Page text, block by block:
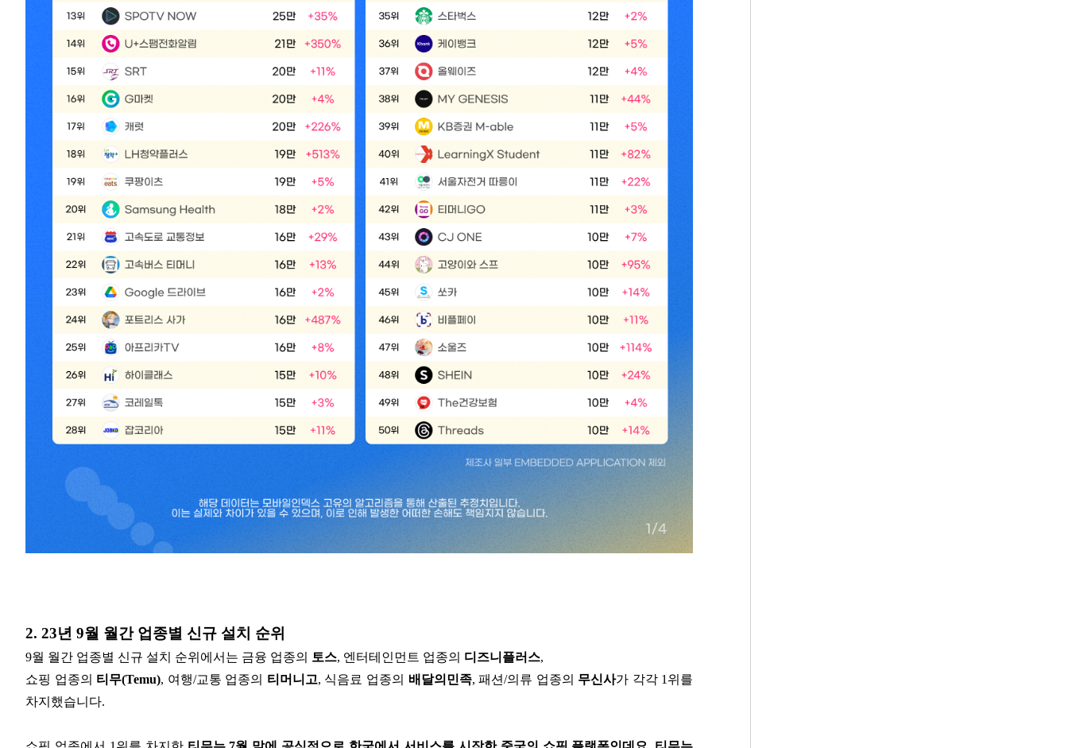
2. 23년 9월 월간 업종별 신규 설치 순위
9월 월간 업종별 신규 설치 순위에서는 금융 업종의 토스, 엔터테인먼트 업종의 디즈니플러스,
쇼핑 업종의 티무(Temu), 여행/교통 업종의 티머니고, 식음료 업종의 배달의민족, 패션/의류 업종의 무신사가 각각 1위를
차지했습니다.